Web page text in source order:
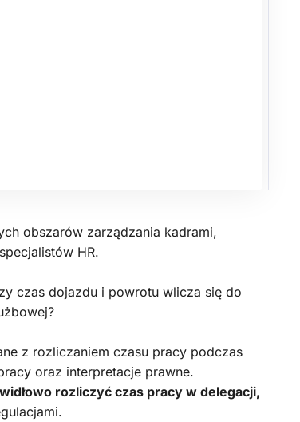
obszarów zarządzania kadrami,
HR.
czas dojazdu i powrotu wlicza się do
z rozliczaniem czasu pracy podczas
oraz interpretacje prawne.
rozliczyć czas pracy w delegacji,